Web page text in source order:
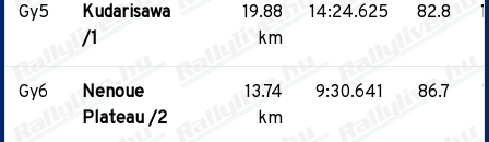
Gy5
Kudarisawa
/1
19.88
km
14:24.625 82.8
Gy6
Nenoue
Plateau /2
13.74
km
9:30.641 86.7